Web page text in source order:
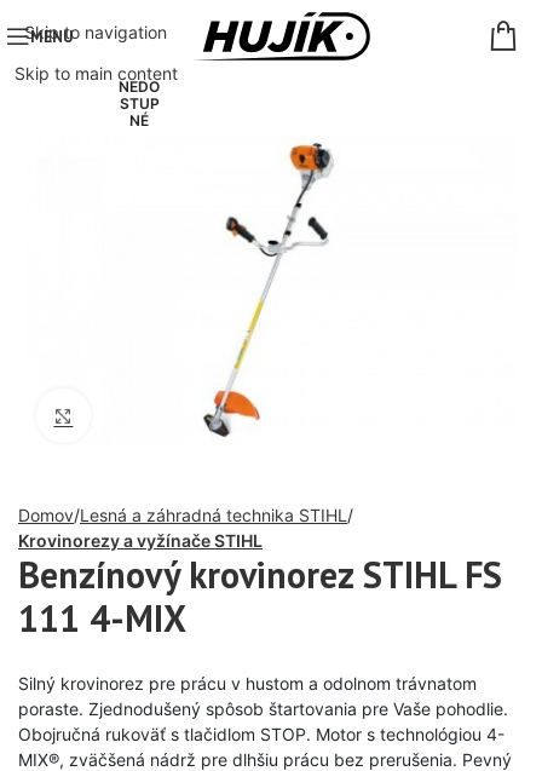
Skip to navigation
Skip to main content
MENU
NEDO
STUP
NÉ
Domov Lesná a záhradná technika STIHL
Krovinorezy a vyžínače STIHL
Benzínový krovinorez STIHL FS
111 4-MIX
Silný krovinorez pre prácu v hustom a odolnom trávnatom
poraste. Zjednodušený spôsob štartovania pre Vaše pohodlie.
Obojručná rukoväť s tlačidlom STOP. Motor s technológiou 4-
MIX®, zväčšená nádrž pre dlhšiu prácu bez prerušenia. Pevný